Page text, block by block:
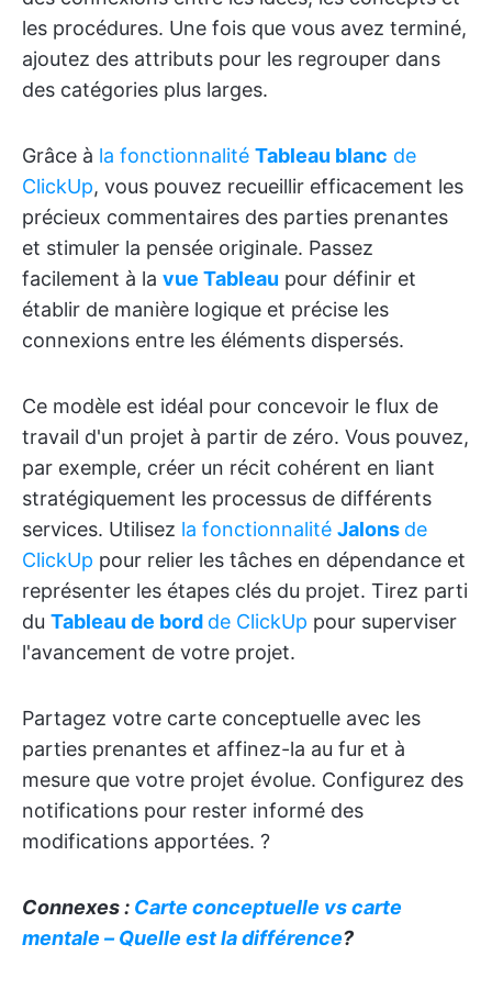
les procédures. Une fois que vous avez terminé,
ajoutez des attributs pour les regrouper dans
des catégories plus larges.
Grâce à la fonctionnalité Tableau blanc de
ClickUp, vous pouvez recueillir efficacement les
précieux commentaires des parties prenantes
et stimuler la pensée originale. Passez
facilement à la vue Tableau pour définir et
établir de manière logique et précise les
connexions entre les éléments dispersés.
Ce modèle est idéal pour concevoir le flux de
travail d'un projet à partir de zéro. Vous pouvez,
par exemple, créer un récit cohérent en liant
stratégiquement les processus de différents
services. Utilisez la fonctionnalité Jalons de
ClickUp pour relier les tâches en dépendance et
représenter les étapes clés du projet. Tirez parti
du Tableau de bord de ClickUp pour superviser
l'avancement de votre projet.
Partagez votre carte conceptuelle avec les
parties prenantes et affinez-la au fur et à
mesure que votre projet évolue. Configurez des
notifications pour rester informé des
modifications apportées. ?
Connexes : Carte conceptuelle vs carte
mentale – Quelle est la différence?